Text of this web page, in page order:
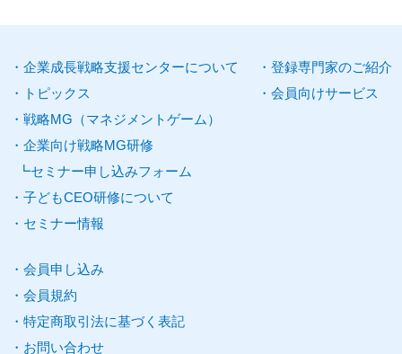
企業成長戦略支援センターについて
トピックス
戦略MG （マネジメントゲーム ）
企業向け戦略MG研修
セミナー申し込みフォーム
子どもCEO研修について
セミナー情報
登録専門家のご紹介
会員向けサービス
会員申し込み
会員規約
特定商取引法に基づく表記
お問い合わせ